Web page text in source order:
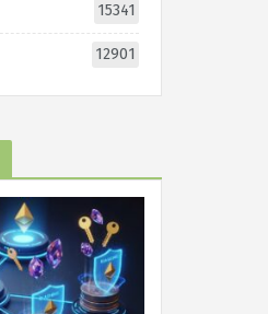
15341
12901